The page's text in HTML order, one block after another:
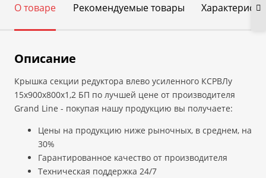
О товаре Рекомендуемые товары
Описание
Крышка секции редуктора влево усиленного КСРВЛу
15х900х800х1,2 БП по лучшей цене от производителя
Grand Line - покупая нашу продукцию вы получаете:
Цены на продукцию ниже рыночных, в среднем, на
30%
Гарантированное качество от производителя
Техническая поддержка 24/7